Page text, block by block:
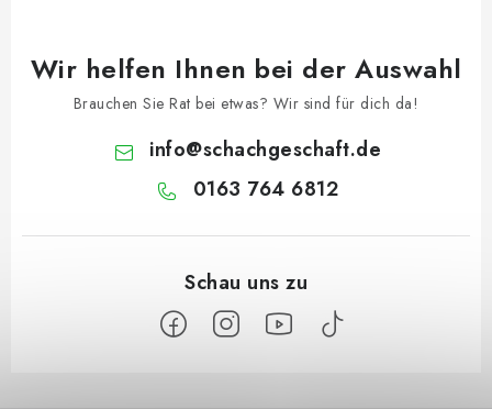
Wir helfen Ihnen bei der Auswahl
Brauchen Sie Rat bei etwas? Wir sind für dich da!
info@schachgeschaft.de
0163 764 6812